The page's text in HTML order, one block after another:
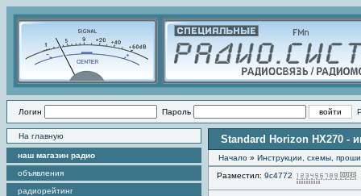
Логин Пароль
На главную
наш магазин радио
объявления
радиорейтинг
Standard Horizon HX270 -
Начало » Инструкции, схемы,
Разместил: 9c4772